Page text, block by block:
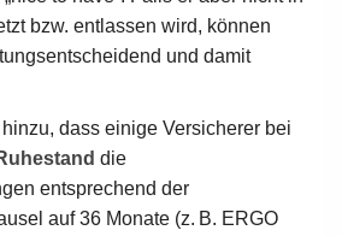
bzw. entlassen wird, können
und damit
dass einige Versicherer bei
die
entsprechend der
auf 36 Monate (z. B. ERGO